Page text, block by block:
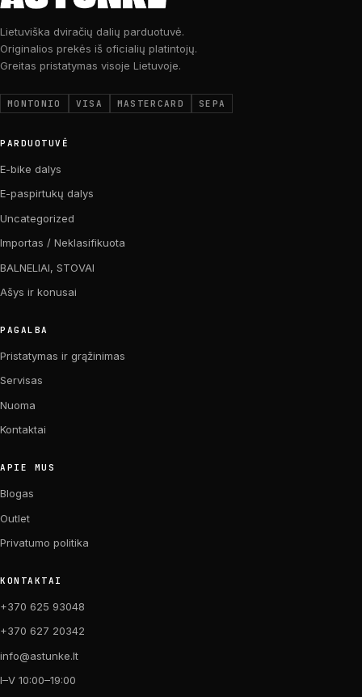
Lietuviška dviračių dalių parduotuvė.
Originalios prekės iš oficialių platintojų.
Greitas pristatymas visoje Lietuvoje.
MONTONIO VISA MASTERCARD SEPA
PARDUOTUVĖ
E-bike dalys
E-paspirtukų dalys
Uncategorized
Importas / Neklasifikuota
BALNELIAI, STOVAI
Ašys ir konusai
PAGALBA
Pristatymas ir grąžinimas
Servisas
Nuoma
Kontaktai
APIE MUS
Blogas
Outlet
Privatumo politika
KONTAKTAI
+370 625 93048
+370 627 20342
info@astunke.lt
I–V 10:00–19:00